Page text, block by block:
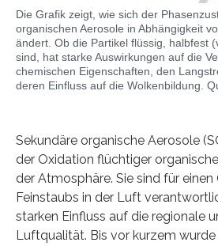
Die Grafik zeigt, wie sich der
organischen Aerosole in Abhängigkeit
ändert. Ob die Partikel flüssig, halbfest
sind, hat starke Auswirkungen auf die
chemischen Eigenschaften, den
deren Einfluss auf die Wolkenbildung.
Sekundäre organische Aerosole
der Oxidation flüchtiger
der Atmosphäre. Sie sind für einen
Feinstaubs in der Luft
starken Einfluss auf die regionale
Luftqualität. Bis vor kurzem